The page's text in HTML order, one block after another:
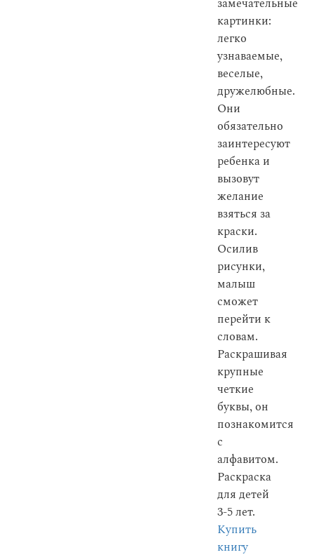
замечательные
картинки:
легко
узнаваемые,
веселые,
дружелюбные.
Они
обязательно
заинтересуют
ребенка и
вызовут
желание
взяться за
краски.
Осилив
рисунки,
малыш
сможет
перейти к
словам.
Раскрашивая
крупные
четкие
буквы, он
познакомится
с
алфавитом.
Раскраска
для детей
3-5 лет.
Купить
книгу